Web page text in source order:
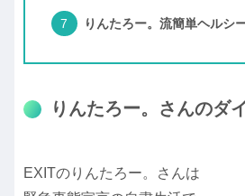
りんたろー。流簡単ヘルシ
りんたろー。さんのダ
EXITのりんたろー。さんは